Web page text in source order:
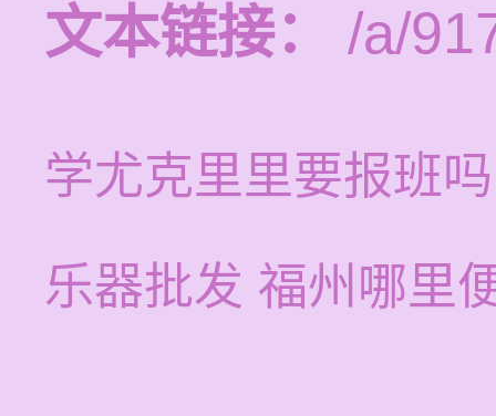
文本链接：
/a/
学尤克里里要报班吗
乐器批发 福州哪里